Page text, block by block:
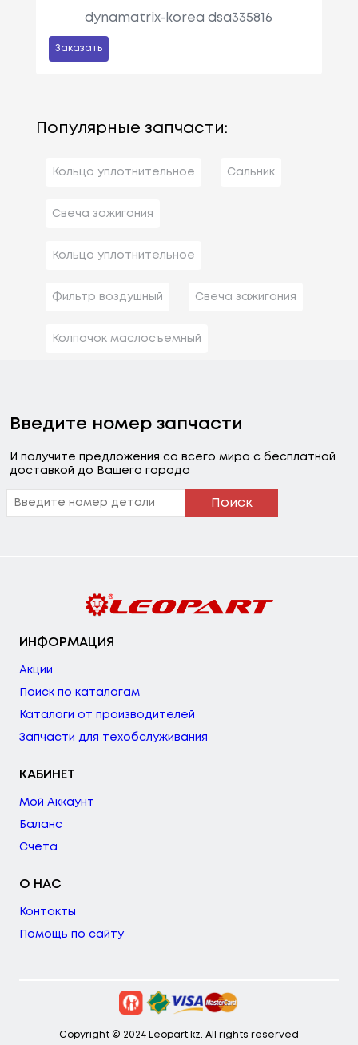
dynamatrix-korea dsa335816
Заказать
Популярные запчасти:
Кольцо уплотнительное Сальник
Свеча зажигания
Кольцо уплотнительное
Фильтр воздушный Свеча зажигания
Колпачок маслосъемный
Введите номер запчасти
И получите предложения со всего мира с бесплатной
доставкой до Вашего города
Поиск
ИНФОРМАЦИЯ
Акции
Поиск по каталогам
Каталоги от производителей
Запчасти для техобслуживания
КАБИНЕТ
Мой Аккаунт
Баланс
Счета
О НАС
Контакты
Помощь по сайту
Copyright © 2024 Leopart.kz. All rights reserved